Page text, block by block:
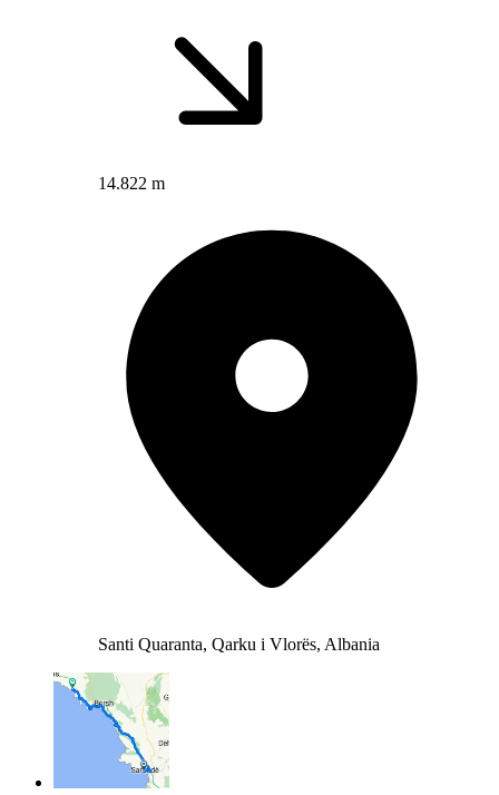
14.822 m
Santi Quaranta, Qarku i Vlorës, Albania